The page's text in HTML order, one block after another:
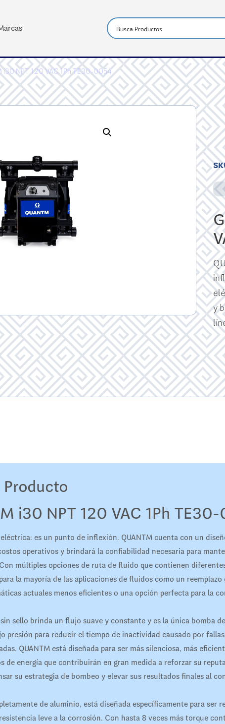
i30 NPT 120 VAC 1Ph TE30-0054
y
i30 NPT 120 VAC 1Ph
es un punto de inflexión. QUANTM cuenta con un
operativos y brindará la confiabilidad necesaria para
múltiples opciones de ruta de fluido que contienen
la mayoría de las aplicaciones de fluidos como un
actuales menos eficientes o una opción perfecta para la
sello brinda un flujo suave y constante y es la única bomba
presión para reducir el tiempo de inactividad causado por
QUANTM está diseñada para ser más silenciosa, más
de energía que contribuirán en gran medida a reforzar su
su estrategia de bombeo y elevar sus resultados finales al
de aluminio, está diseñada específicamente para ser
leve a la corrosión. Con hasta 8 veces más torque